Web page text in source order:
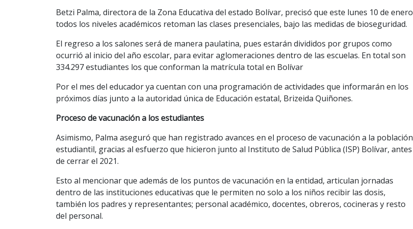
Betzi Palma, directora de la Zona Educativa del estado Bolívar, precisó que este lunes 10 de enero
todos los niveles académicos retoman las clases presenciales, bajo las medidas de bioseguridad.
El regreso a los salones será de manera paulatina, pues estarán divididos por grupos como
ocurrió al inicio del año escolar, para evitar aglomeraciones dentro de las escuelas. En total son
334.297 estudiantes los que conforman la matrícula total en Bolívar
Por el mes del educador ya cuentan con una programación de actividades que informarán en los
próximos días junto a la autoridad única de Educación estatal, Brizeida Quiñones.
Proceso de vacunación a los estudiantes
Asimismo, Palma aseguró que han registrado avances en el proceso de vacunación a la población
estudiantil, gracias al esfuerzo que hicieron junto al Instituto de Salud Pública (ISP) Bolívar, antes
de cerrar el 2021.
Esto al mencionar que además de los puntos de vacunación en la entidad, articulan jornadas
dentro de las instituciones educativas que le permiten no solo a los niños recibir las dosis,
también los padres y representantes; personal académico, docentes, obreros, cocineras y resto
del personal.